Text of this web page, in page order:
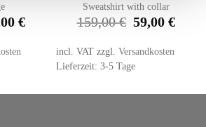
€.
€Current
price
149,00 €.
Sweatshirt with collar
159,00€
Original
price
159,00 €.
59,00 €Current
price
incl. VAT zzgl. Versandkosten
Lieferzeit: 3-5 Tage